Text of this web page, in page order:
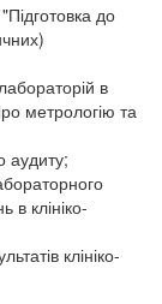
до
в
метрологію та
аудиту;
в клініко-
клініко-